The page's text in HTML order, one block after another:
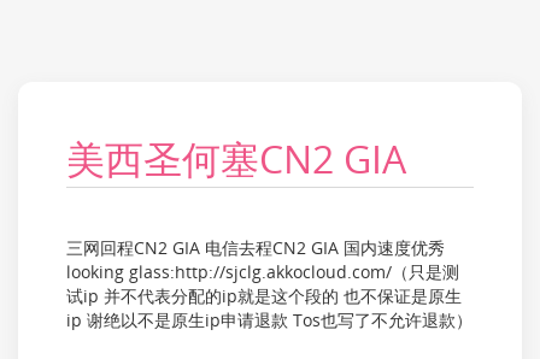
美西圣何塞CN2 GIA
三网回程CN2 GIA 电信去程CN2 GIA 国内速度优秀
looking glass:http://sjclg.akkocloud.com/（只是测
试ip 并不代表分配的ip就是这个段的 也不保证是原生
ip 谢绝以不是原生ip申请退款 Tos也写了不允许退款）